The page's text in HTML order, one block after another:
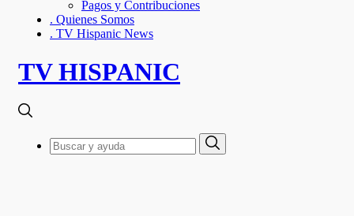
Pagos y Contribuciones
. Quienes Somos
. TV Hispanic News
TV HISPANIC
Search
for: